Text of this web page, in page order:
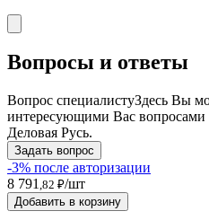
Вопросы и ответы
Вопрос специалистуЗдесь Вы
интересующими Вас вопросами
Деловая Русь.
Задать вопрос
-3% после авторизации
8 791 ,82 ₽/шт
Добавить в корзину